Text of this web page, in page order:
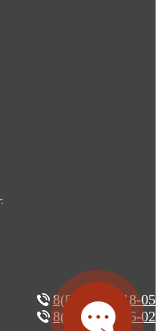
8(800) 200-18-05
8(495) 123-46-02